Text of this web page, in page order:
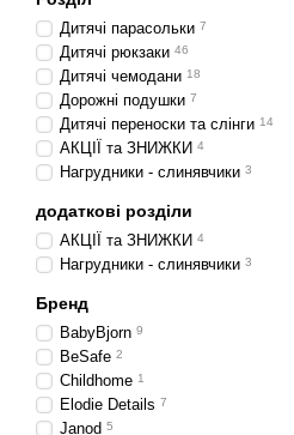
Дитячі парасольки 7
Дитячі рюкзаки 46
Дитячі чемодани 18
Дорожні подушки 7
Дитячі переноски та слінги 14
АКЦІЇ та ЗНИЖКИ 4
Нагрудники - слинявчики 3
додаткові розділи
АКЦІЇ та ЗНИЖКИ 4
Нагрудники - слинявчики 3
Бренд
BabyBjorn 9
BeSafe 2
Childhome 1
Elodie Details 7
Janod 5